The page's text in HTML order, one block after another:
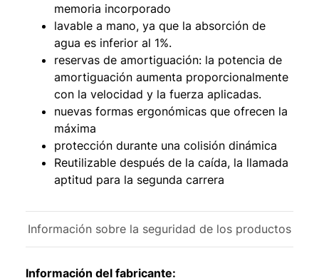
memoria incorporado
lavable a mano, ya que la absorción de
agua es inferior al 1%.
reservas de amortiguación: la potencia de
amortiguación aumenta proporcionalmente
con la velocidad y la fuerza aplicadas.
nuevas formas ergonómicas que ofrecen la
máxima
protección durante una colisión dinámica
Reutilizable después de la caída, la llamada
aptitud para la segunda carrera
Información sobre la seguridad de los productos
Información del fabricante: